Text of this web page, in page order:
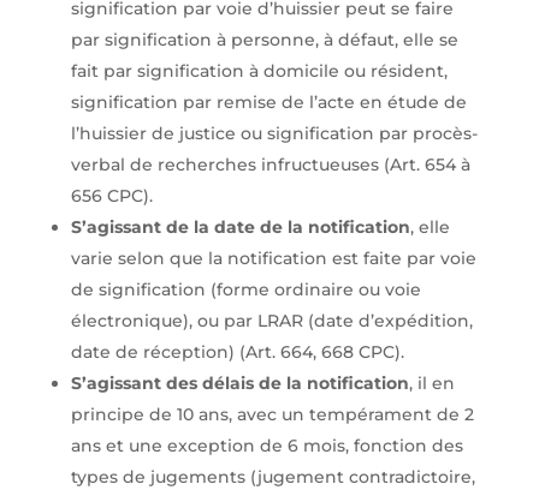
signification par voie d’huissier peut se faire
par signification à personne, à défaut, elle se
fait par signification à domicile ou résident,
signification par remise de l’acte en étude de
l’huissier de justice ou signification par procès-
verbal de recherches infructueuses (Art. 654 à
656 CPC).
S’agissant de la date de la notification, elle
varie selon que la notification est faite par voie
de signification (forme ordinaire ou voie
électronique), ou par LRAR (date d’expédition,
date de réception) (Art. 664, 668 CPC).
S’agissant des délais de la notification, il en
principe de 10 ans, avec un tempérament de 2
ans et une exception de 6 mois, fonction des
types de jugements (jugement contradictoire,